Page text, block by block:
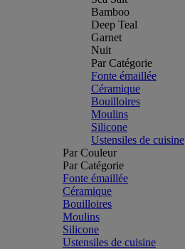
Bamboo
Deep Teal
Garnet
Nuit
Par Catégorie
Fonte émaillée
Céramique
Bouilloires
Moulins
Silicone
Ustensiles de cuisine
Par Couleur
Par Catégorie
Fonte émaillée
Céramique
Bouilloires
Moulins
Silicone
Ustensiles de cuisine